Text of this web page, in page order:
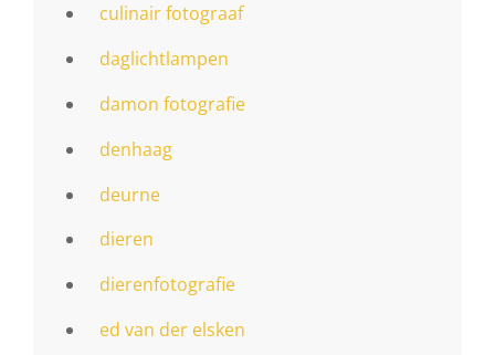
culinair fotograaf
daglichtlampen
damon fotografie
denhaag
deurne
dieren
dierenfotografie
ed van der elsken